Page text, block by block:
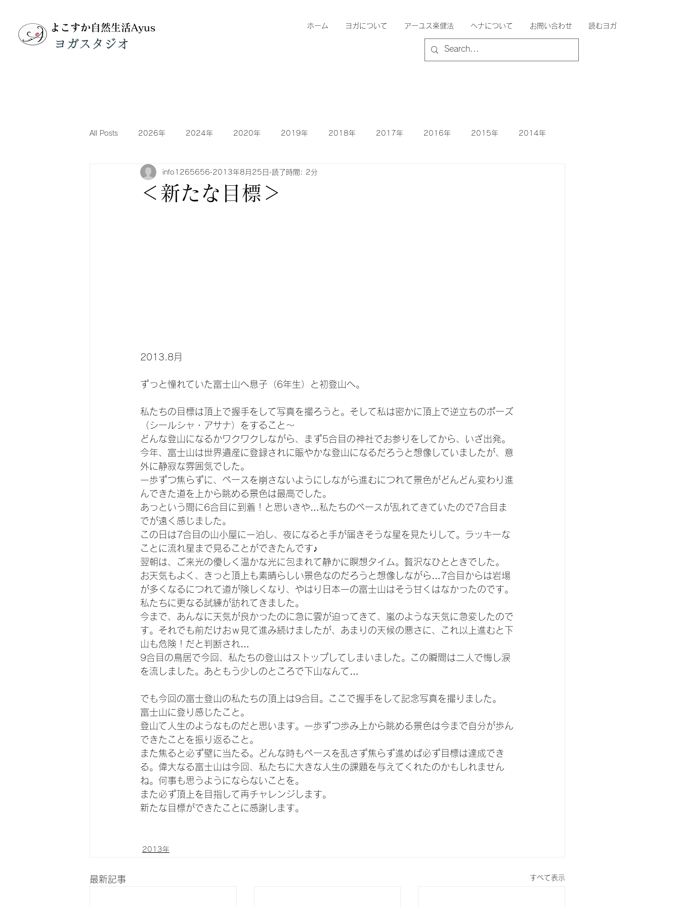
よこすか自然生活Ayus
​ヨガスタジオ
ホーム ヨガについて アーユス楽健法 ヘナについて お問い合わせ 読むヨガ
All Posts 2026年 2024年 2020年 2019年 2018年 2017年 2016年 2015年 2014年
2012年 2011年 2010年
＜新たな目標＞
info1265656 2013年8月25日 読了時間: 2分
2013.8月
ずっと憧れていた富士山へ息子（6年生）と初登山へ。
私たちの目標は頂上で握手をして写真を撮ろうと。そして私は密かに頂上で逆立ちのポーズ
（シールシャ・アサナ）をすること～
どんな登山になるかワクワクしながら、まず5合目の神社でお参りをしてから、いざ出発。
今年、富士山は世界遺産に登録されに賑やかな登山になるだろうと想像していましたが、意
外に静寂な雰囲気でした。
一歩ずつ焦らずに、ペースを崩さないようにしながら進むにつれて景色がどんどん変わり進
んできた道を上から眺める景色は最高でした。
あっという間に6合目に到着！と思いきや…私たちのペースが乱れてきていたので7合目ま
でが遠く感じました。
この日は7合目の山小屋に一泊し、夜になると手が届きそうな星を見たりして。ラッキーな
ことに流れ星まで見ることができたんです♪
翌朝は、ご来光の優しく温かな光に包まれて静かに瞑想タイム。贅沢なひとときでした。
お天気もよく、きっと頂上も素晴らしい景色なのだろうと想像しながら…7合目からは岩場
が多くなるにつれて道が険しくなり、やはり日本一の富士山はそう甘くはなかったのです。
私たちに更なる試練が訪れてきました。
今まで、あんなに天気が良かったのに急に雲が迫ってきて、嵐のような天気に急変したので
す。それでも前だけおｗ見て進み続けましたが、あまりの天候の悪さに、これ以上進むと下
山も危険！だと判断され…
9合目の鳥居で今回、私たちの登山はストップしてしまいました。この瞬間は二人で悔し涙
を流しました。あともう少しのところで下山なんて…
でも今回の富士登山の私たちの頂上は9合目。ここで握手をして記念写真を撮りました。
富士山に登り感じたこと。
登山て人生のようなものだと思います。一歩ずつ歩み上から眺める景色は今まで自分が歩ん
できたことを振り返ること。
また焦ると必ず壁に当たる。どんな時もペースを乱さず焦らず進めば必ず目標は達成でき
る。偉大なる富士山は今回、私たちに大きな人生の課題を与えてくれたのかもしれません
ね。何事も思うようにならないことを。
また必ず頂上を目指して再チャレンジします。
新たな目標ができたことに感謝します。
2013年
最新記事 すべて表示